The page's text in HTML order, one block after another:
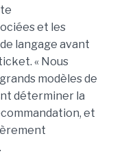
et les
langage avant
« Nous
modèles de
déterminer la
et